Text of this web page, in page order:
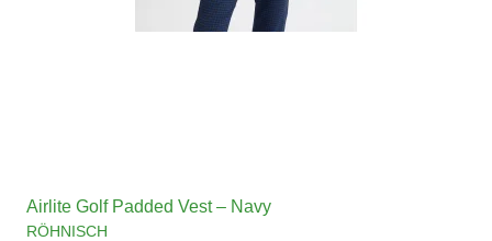
Airlite Golf Padded Vest – Navy
RÖHNISCH